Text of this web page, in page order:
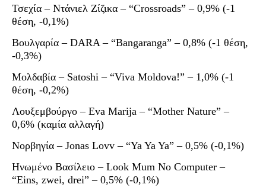
Τσεχία – Ντάνιελ Ζίζικα – “Crossroads” – 0,9% (-1
θέση, -0,1%)
Βουλγαρία – DARA – “Bangaranga” – 0,8% (-1 θέση,
-0,3%)
Μολδαβία – Satoshi – “Viva Moldova!” – 1,0% (-1
θέση, -0,2%)
Λουξεμβούργο – Eva Marija – “Mother Nature” –
0,6% (καμία αλλαγή)
Νορβηγία – Jonas Lovv – “Ya Ya Ya” – 0,5% (-0,1%)
Ηνωμένο Βασίλειο – Look Mum No Computer –
“Eins, zwei, drei” – 0,5% (-0,1%)